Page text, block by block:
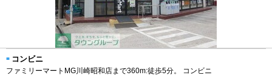
コンビニ
ファミリーマートMG川崎昭和店まで360m:徒歩5分。 コンビニ